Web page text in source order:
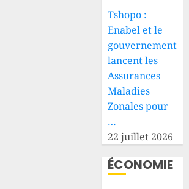
Tshopo :
Enabel et le
gouvernement
lancent les
Assurances
Maladies
Zonales pour
…
22 juillet 2026
ÉCONOMIE